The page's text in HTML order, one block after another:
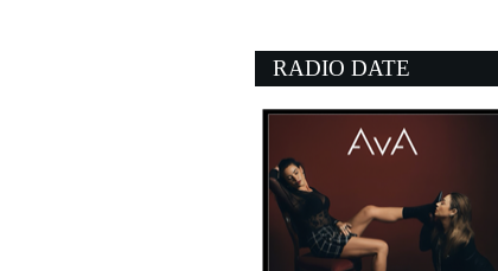
16:32:08
Warner Music (WMG)
16:36:31
Out My Head
TOPIC, A7S
EMI (UMG)
RADIO DATE